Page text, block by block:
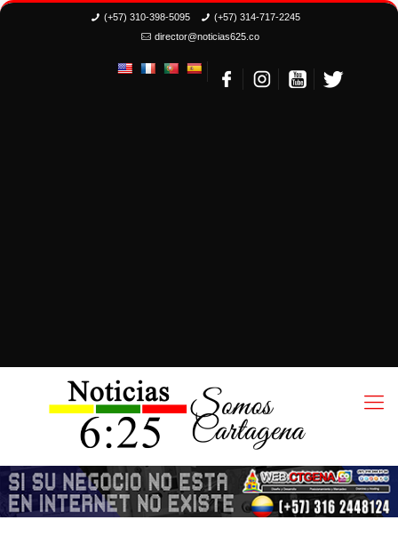
(+57) 310-398-5095
(+57) 314-717-2245
director@noticias625.co